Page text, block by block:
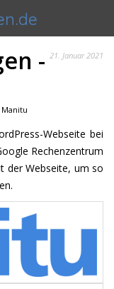
21. Januar 2021
-
Manitu
Webseite bei
Rechenzentrum
der Webseite, um so